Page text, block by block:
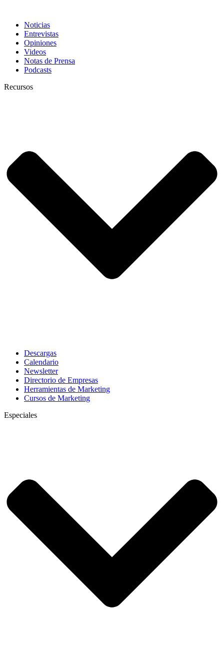
Noticias
Entrevistas
Opiniones
Videos
Notas de Prensa
Podcasts
Recursos
Descargas
Calendario
Newsletter
Directorio de Empresas
Herramientas de Marketing
Cursos de Marketing
Especiales